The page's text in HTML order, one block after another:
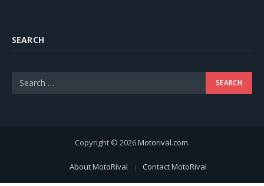
SEARCH
Copyright © 2026Motorival.com.
About MotoRival Contact MotoRival